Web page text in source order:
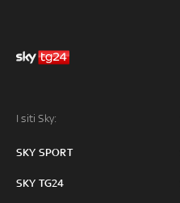
I siti Sky:
SKY SPORT
SKY TG24